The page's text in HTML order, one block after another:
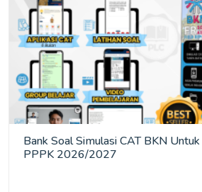
Bank Soal Simulasi CAT BKN
PPPK 2026/2027